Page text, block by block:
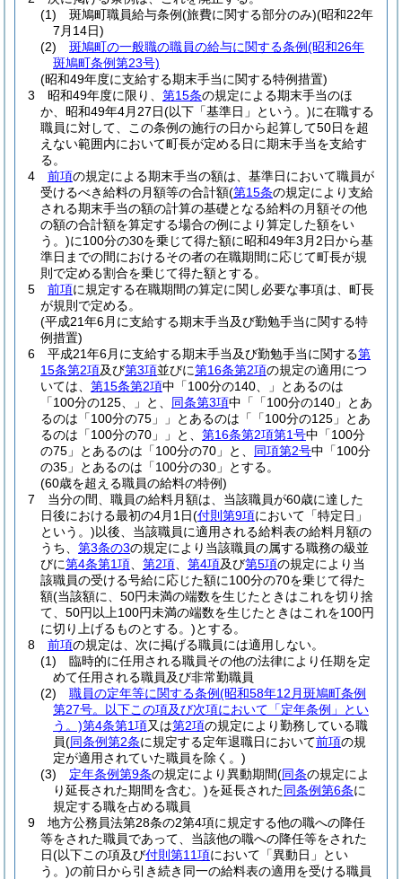
(1)
斑鳩町職員給与条例(旅費に関する部分のみ)(昭和22年
7月14日)
(2)
斑鳩町の一般職の職員の給与に関する条例(昭和26年
斑鳩町条例第23号)
(昭和49年度に支給する期末手当に関する特例措置)
3
昭和49年度に限り、 第15条の規定による期末手当のほ
か、昭和49年4月27日(以下「基準日」という。)に在職する
職員に対して、この条例の施行の日から起算して50日を超
えない範囲内において町長が定める日に期末手当を支給す
る。
4
前項の規定による期末手当の額は、基準日において職員が
受けるべき給料の月額等の合計額(第15条の規定により支給
される期末手当の額の計算の基礎となる給料の月額その他
の額の合計額を算定する場合の例により算定した額をい
う。)に100分の30を乗じて得た額に昭和49年3月2日から基
準日までの間におけるその者の在職期間に応じて町長が規
則で定める割合を乗じて得た額とする。
5
前項に規定する在職期間の算定に関し必要な事項は、町長
が規則で定める。
(平成21年6月に支給する期末手当及び勤勉手当に関する特
例措置)
6
平成21年6月に支給する期末手当及び勤勉手当に関する第
15条第2項及び第3項並びに第16条第2項の規定の適用につ
いては、 第15条第2項中「100分の140、」とあるのは
「100分の125、」と、 同条第3項中「「100分の140」とあ
るのは「100分の75」」とあるのは「「100分の125」とあ
るのは「100分の70」」と、 第16条第2項第1号中「100分
の75」とあるのは「100分の70」と、 同項第2号中「100分
の35」とあるのは「100分の30」とする。
(60歳を超える職員の給料の特例)
7
当分の間、職員の給料月額は、当該職員が60歳に達した
日後における最初の4月1日(付則第9項において「特定日」
という。)以後、当該職員に適用される給料表の給料月額の
うち、 第3条の3の規定により当該職員の属する職務の級並
びに第4条第1項 第2項 第4項及び第5項の規定により当
該職員の受ける号給に応じた額に100分の70を乗じて得た
額(当該額に、50円未満の端数を生じたときはこれを切り捨
て、50円以上100円未満の端数を生じたときはこれを100円
に切り上げるものとする。)とする。
8
前項の規定は、次に掲げる職員には適用しない。
(1)
臨時的に任用される職員その他の法律により任期を定
めて任用される職員及び非常勤職員
(2)
職員の定年等に関する条例(昭和58年12月斑鳩町条例
第27号。以下この項及び次項において「定年条例」とい
う。)第4条第1項又は第2項の規定により勤務している職
員(同条例第2条に規定する定年退職日において前項の規
定が適用されていた職員を除く。)
(3)
定年条例第9条の規定により異動期間(同条の規定によ
り延長された期間を含む。)を延長された同条例第6条に
規定する職を占める職員
9
地方公務員法第28条の2第4項に規定する他の職への降任
等をされた職員であって、当該他の職への降任等をされた
日(以下この項及び付則第11項において「異動日」とい
う。)の前日から引き続き同一の給料表の適用を受ける職員